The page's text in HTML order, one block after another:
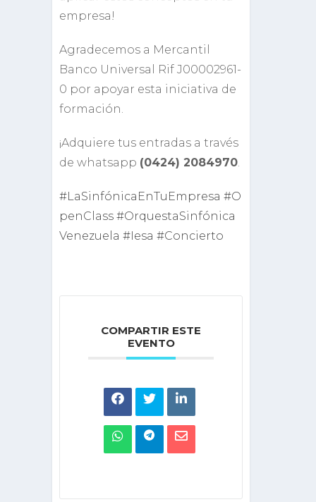
empresa!
Agradecemos a Mercantil
Banco Universal Rif J00002961-
0 por apoyar esta iniciativa de
formación.
¡Adquiere tus entradas a través
de whatsapp (0424) 2084970.
#LaSinfónicaEnTuEmpresa #O
penClass #OrquestaSinfónica
Venezuela #Iesa #Concierto
COMPARTIR ESTE
EVENTO